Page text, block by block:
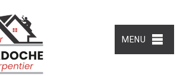
MENU